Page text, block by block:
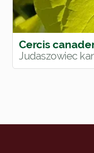
Cercis
Judaszowiec